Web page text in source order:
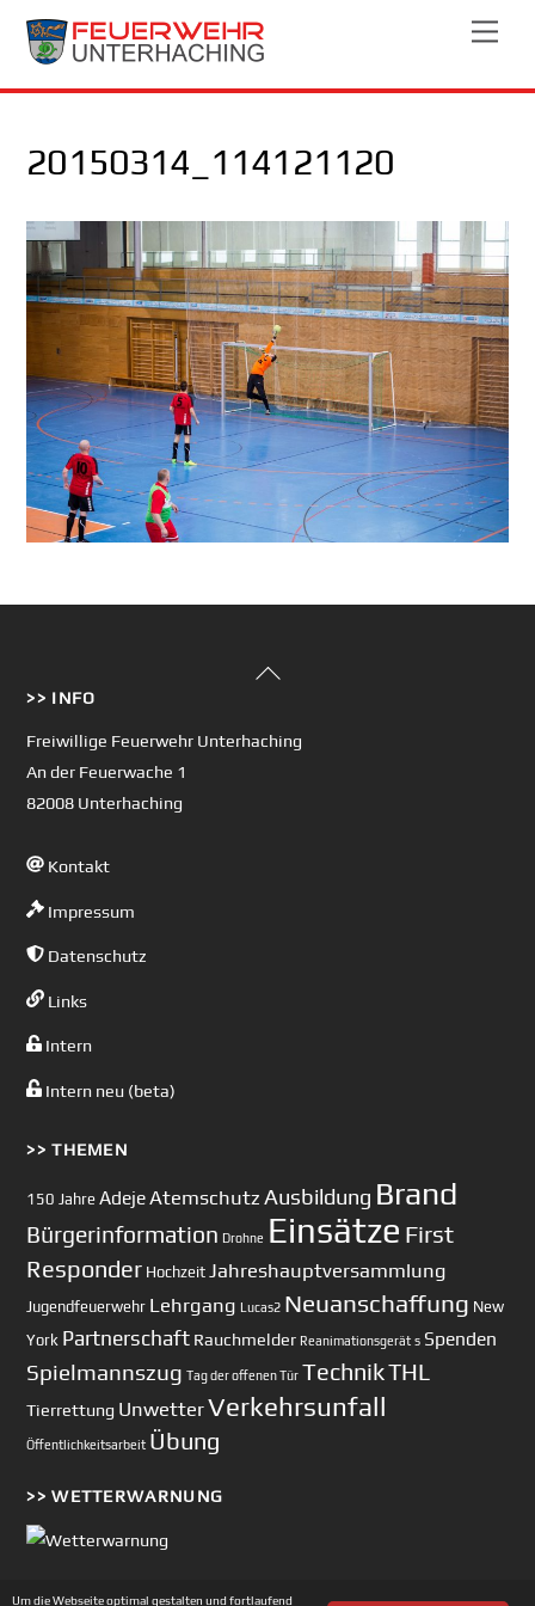
Skip
20150314_114121120
Back
>> INFO
Freiwillige Feuerwehr Unterhaching
An der Feuerwache 1
82008 Unterhaching
Kontakt
Impressum
Datenschutz
Links
Intern
Intern neu (beta)
>> THEMEN
150 Jahre AdejeAtemschutz Ausbildung Brand
Bürgerinformation Drohne Einsätze First
Responder Hochzeit Jahreshauptversammlung
Jugendfeuerwehr Lehrgang Lucas2 Neuanschaffung New
York Partnerschaft Rauchmelder Reanimationsgerät s Spenden
Spielmannszug Tag der offenen Tür TechnikTHL
Tierrettung UnwetterVerkehrsunfall
Öffentlichkeitsarbeit Übung
>> WETTERWARNUNG
Um die Webseite optimal gestalten und fortlaufend